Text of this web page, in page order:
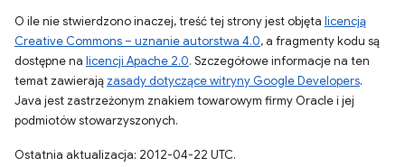
O ile nie stwierdzono inaczej, treść tej strony jest objęta licencją
Creative Commons – uznanie autorstwa 4.0, a fragmenty kodu są
dostępne na licencji Apache 2.0. Szczegółowe informacje na ten
temat zawierają zasady dotyczące witryny Google Developers.
Java jest zastrzeżonym znakiem towarowym firmy Oracle i jej
podmiotów stowarzyszonych.
Ostatnia aktualizacja: 2012-04-22 UTC.